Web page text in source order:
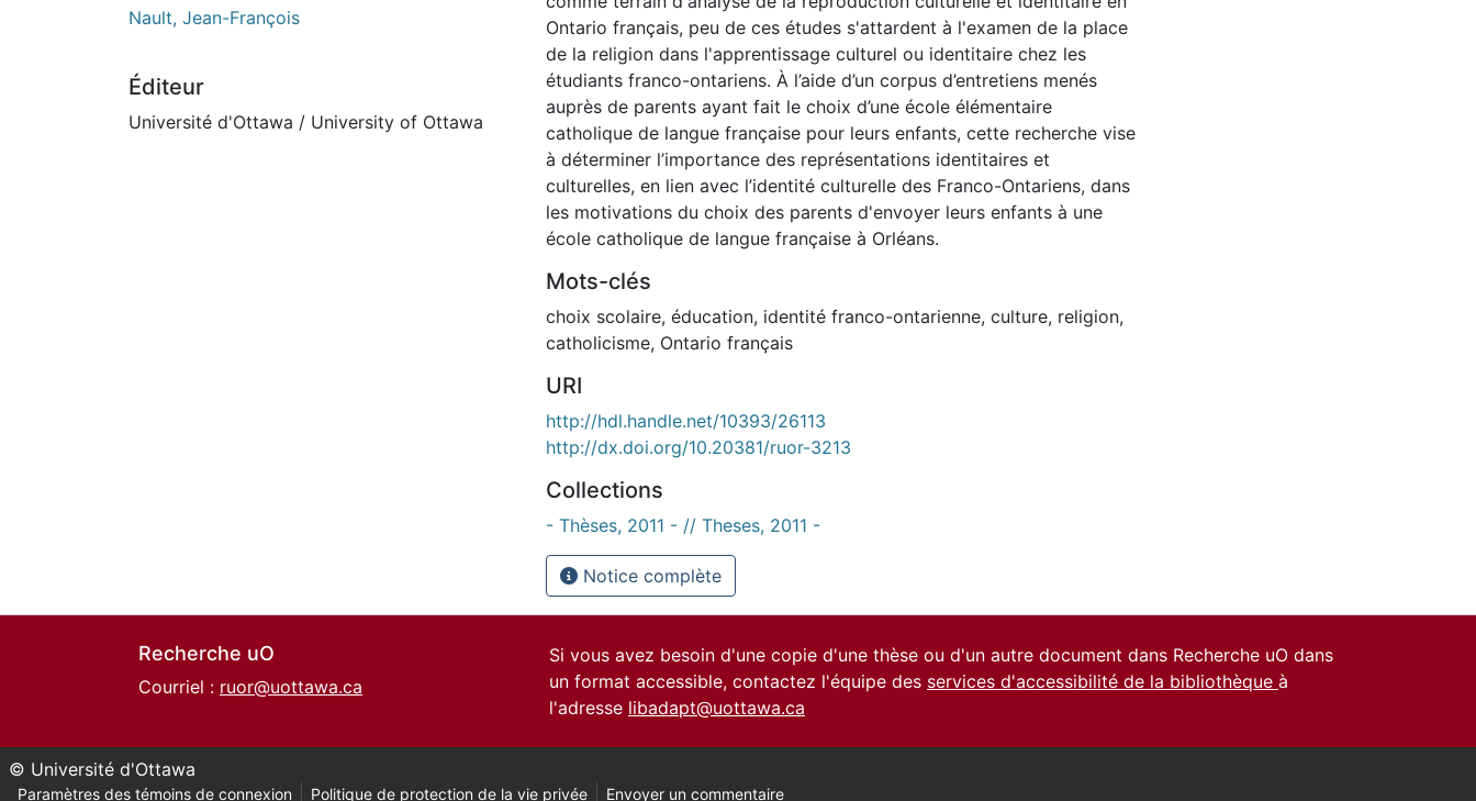
Nault, Jean-François
Éditeur
Université d'Ottawa / University of Ottawa
Ontario français, peu de ces études s'attardent à l'examen de la place
de la religion dans l'apprentissage culturel ou identitaire chez les
étudiants franco-ontariens. À l’aide d’un corpus d’entretiens menés
auprès de parents ayant fait le choix d’une école élémentaire
catholique de langue française pour leurs enfants, cette recherche vise
à déterminer l’importance des représentations identitaires et
culturelles, en lien avec l’identité culturelle des Franco-Ontariens, dans
les motivations du choix des parents d'envoyer leurs enfants à une
école catholique de langue française à Orléans.
Mots-clés
choix scolaire, éducation, identité franco-ontarienne, culture, religion,
catholicisme, Ontario français
URI
http://hdl.handle.net/10393/26113
http://dx.doi.org/10.20381/ruor-3213
Collections
- Thèses, 2011 - // Theses, 2011 -
Notice complète
Recherche uO
Courriel : ruor@uottawa.ca
Si vous avez besoin d'une copie d'une thèse ou d'un autre document dans Recherche uO dans
un format accessible, contactez l'équipe des services d'accessibilité de la bibliothèque à
l'adresse libadapt@uottawa.ca
© Université d'Ottawa
Paramètres des témoins de connexion Politique de protection de la vie privée Envoyer un commentaire